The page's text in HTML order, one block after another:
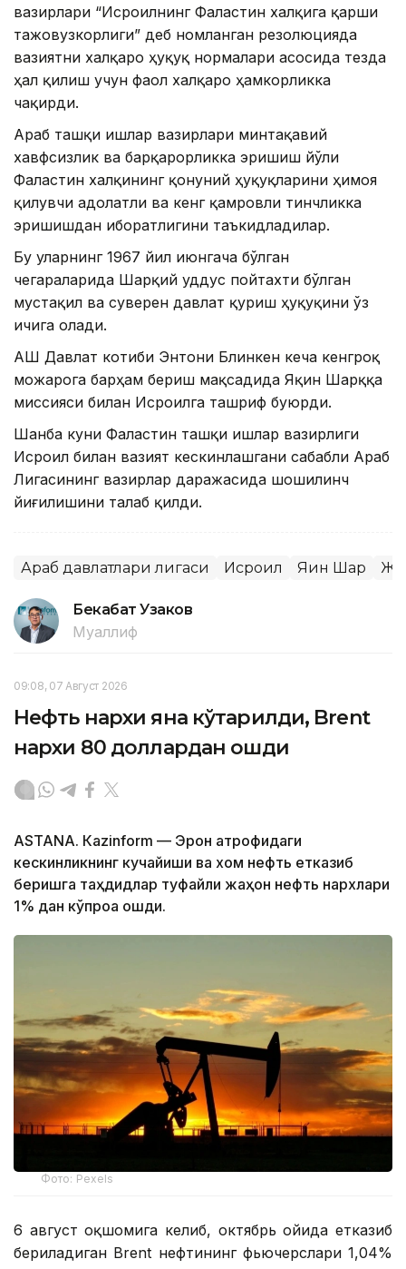
вазирлари “Исроилнинг Фаластин халқига қарши
тажовузкорлиги” деб номланган резолюцияда
вазиятни халқаро ҳуқуқ нормалари асосида тезда
ҳал қилиш учун фаол халқаро ҳамкорликка
чақирди.
Араб ташқи ишлар вазирлари минтақавий
хавфсизлик ва барқарорликка эришиш йўли
Фаластин халқининг қонуний ҳуқуқларини ҳимоя
қилувчи адолатли ва кенг қамровли тинчликка
эришишдан иборатлигини таъкидладилар.
Бу уларнинг 1967 йил июнгача бўлган
чегараларида Шарқий Қуддус пойтахти бўлган
мустақил ва суверен давлат қуриш ҳуқуқини ўз
ичига олади.
АҚШ Давлат котиби Энтони Блинкен кеча кенгроқ
можарога барҳам бериш мақсадида Яқин Шарққа
миссияси билан Исроилга ташриф буюрди.
Шанба куни Фаластин ташқи ишлар вазирлиги
Исроил билан вазият кескинлашгани сабабли Араб
Лигасининг вазирлар даражасида шошилинч
йиғилишини талаб қилди.
Араб давлатлари лигаси Исроил Яқин Шарқ
Бекабат Узаков
Муаллиф
09:08, 07 Август 2026
Нефть нархи яна кўтарилди, Brent
нархи 80 доллардан ошди
ASTANА. Кazinform — Эрон атрофидаги
кескинликнинг кучайиши ва хом нефть етказиб
беришга таҳдидлар туфайли жаҳон нефть нархлари
1% дан кўпроққа ошди.
Фото: Pexels
6 август оқшомига келиб, октябрь ойида етказиб
бериладиган Brent нефтининг фьючерслари 1,04%